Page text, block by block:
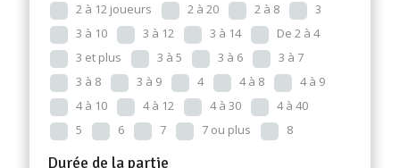
2 à 12 joueurs
2 à 20 2 à 8
3
3 à 10
3 à 12 3 à 14
De 2 à 4
3 et plus
3 à 5 3 à 6
3 à 7
3 à 8
3 à 9 4 4 à 8
4 à 9
4 à 10
4 à 12 4 à 30
4 à 40
5
6 7 7 ou plus 8
Durée de la partie